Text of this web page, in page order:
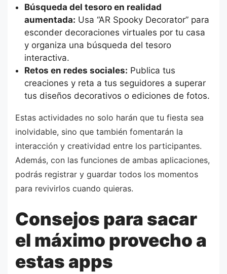
Búsqueda del tesoro en realidad
aumentada: Usa “AR Spooky Decorator” para
esconder decoraciones virtuales por tu casa
y organiza una búsqueda del tesoro
interactiva.
Retos en redes sociales: Publica tus
creaciones y reta a tus seguidores a superar
tus diseños decorativos o ediciones de fotos.
Estas actividades no solo harán que tu fiesta sea
inolvidable, sino que también fomentarán la
interacción y creatividad entre los participantes.
Además, con las funciones de ambas aplicaciones,
podrás registrar y guardar todos los momentos
para revivirlos cuando quieras.
Consejos para sacar
el máximo provecho a
estas apps